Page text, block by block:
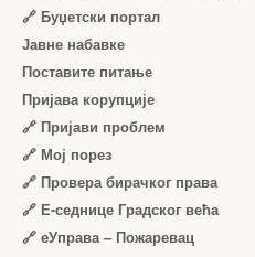
🔗 Буџетски портал
Јавне набавке
Поставите питање
Пријава корупције
🔗 Пријави проблем
🔗 Мој порез
🔗 Провера бирачког права
🔗 Е-седнице Градског већа
🔗 еУправа – Пожаревац